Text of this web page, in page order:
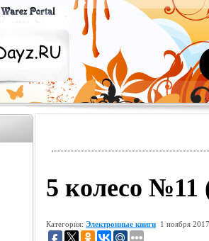
5 колесо №11
Категория: Электронные книги 1 ноября